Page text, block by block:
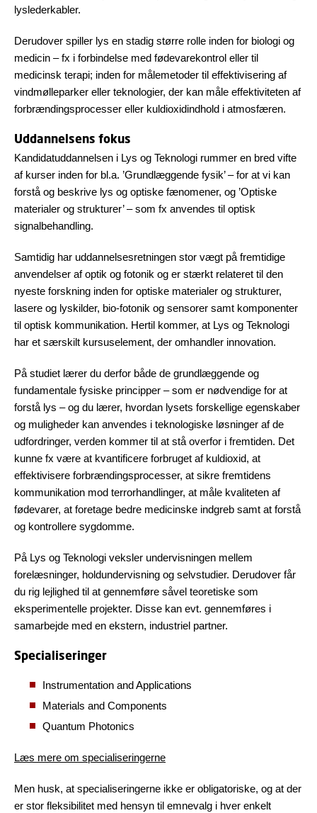
lyslederkabler.
Derudover spiller lys en stadig større rolle inden for biologi og
medicin – fx i forbindelse med fødevarekontrol eller til
medicinsk terapi; inden for målemetoder til effektivisering af
vindmølleparker eller teknologier, der kan måle effektiviteten af
forbrændingsprocesser eller kuldioxidindhold i atmosfæren.
Uddannelsens fokus
Kandidatuddannelsen i Lys og Teknologi rummer en bred vifte
af kurser inden for bl.a. ’Grundlæggende fysik’ – for at vi kan
forstå og beskrive lys og optiske fænomener, og ’Optiske
materialer og strukturer’ – som fx anvendes til optisk
signalbehandling.
Samtidig har uddannelsesretningen stor vægt på fremtidige
anvendelser af optik og fotonik og er stærkt relateret til den
nyeste forskning inden for optiske materialer og strukturer,
lasere og lyskilder, bio-fotonik og sensorer samt komponenter
til optisk kommunikation. Hertil kommer, at Lys og Teknologi
har et særskilt kursuselement, der omhandler innovation.
På studiet lærer du derfor både de grundlæggende og
fundamentale fysiske principper – som er nødvendige for at
forstå lys – og du lærer, hvordan lysets forskellige egenskaber
og muligheder kan anvendes i teknologiske løsninger af de
udfordringer, verden kommer til at stå overfor i fremtiden. Det
kunne fx være at kvantificere forbruget af kuldioxid, at
effektivisere forbrændingsprocesser, at sikre fremtidens
kommunikation mod terrorhandlinger, at måle kvaliteten af
fødevarer, at foretage bedre medicinske indgreb samt at forstå
og kontrollere sygdomme.
På Lys og Teknologi veksler undervisningen mellem
forelæsninger, holdundervisning og selvstudier. Derudover får
du rig lejlighed til at gennemføre såvel teoretiske som
eksperimentelle projekter. Disse kan evt. gennemføres i
samarbejde med en ekstern, industriel partner.
Specialiseringer
Instrumentation and Applications
Materials and Components
Quantum Photonics
Læs mere om specialiseringerne
Men husk, at specialiseringerne ikke er obligatoriske, og at der
er stor fleksibilitet med hensyn til emnevalg i hver enkelt